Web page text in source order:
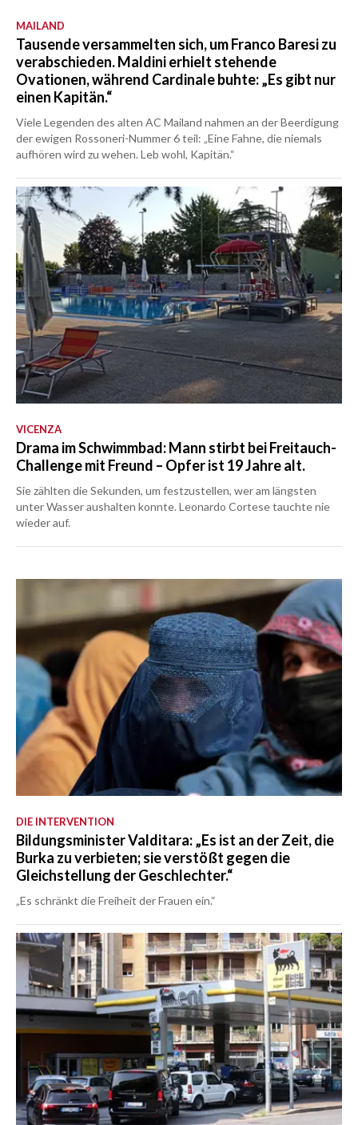
MAILAND
Tausende versammelten sich, um Franco Baresi zu
verabschieden. Maldini erhielt stehende
Ovationen, während Cardinale buhte: „Es gibt nur
einen Kapitän.“
Viele Legenden des alten AC Mailand nahmen an der Beerdigung
der ewigen Rossoneri-Nummer 6 teil: „Eine Fahne, die niemals
aufhören wird zu wehen. Leb wohl, Kapitän.“
VICENZA
Drama im Schwimmbad: Mann stirbt bei Freitauch-
Challenge mit Freund – Opfer ist 19 Jahre alt.
Sie zählten die Sekunden, um festzustellen, wer am längsten
unter Wasser aushalten konnte. Leonardo Cortese tauchte nie
wieder auf.
DIE INTERVENTION
Bildungsminister Valditara: „Es ist an der Zeit, die
Burka zu verbieten; sie verstößt gegen die
Gleichstellung der Geschlechter.“
„Es schränkt die Freiheit der Frauen ein.“